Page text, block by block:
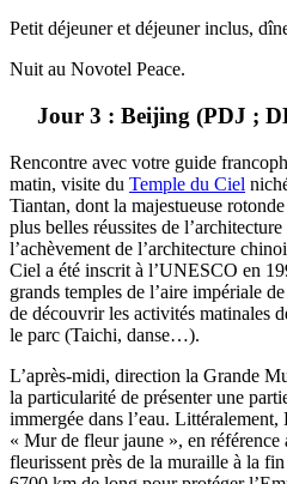
Petit déjeuner et déjeuner inclus,
Nuit au Novotel Peace.
Jour 3 : Beijing (PDJ ;
Rencontre avec votre guide
matin, visite du Temple du Ciel
Tiantan, dont la majestueuse
plus belles réussites de
l’achèvement de l’architecture
Ciel a été inscrit à l’UNESCO en
grands temples de l’aire impériale
de découvrir les activités matinales
le parc (Taichi, danse…).
L’après-midi, direction la Grande
la particularité de présenter une
immergée dans l’eau.
« Mur de fleur jaune », en référence
fleurissent près de la muraille à la